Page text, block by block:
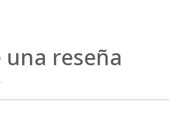
una reseña